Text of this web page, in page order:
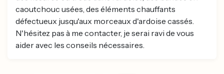
caoutchouc usées, des éléments chauffants
défectueux jusqu'aux morceaux d'ardoise cassés.
N'hésitez pas à me contacter, je serai ravi de vous
aider avec les conseils nécessaires.